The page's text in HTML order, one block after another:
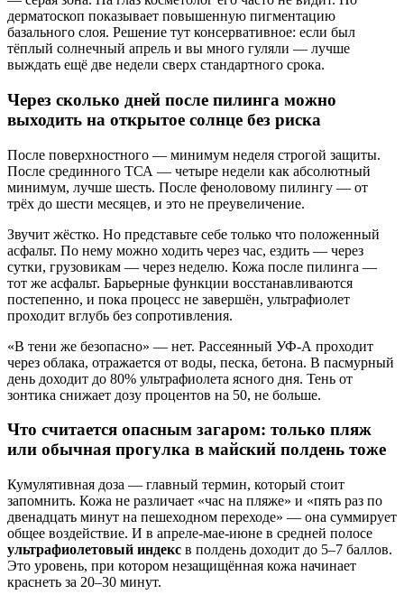
дерматоскоп показывает повышенную пигментацию
базального слоя. Решение тут консервативное: если был
тёплый солнечный апрель и вы много гуляли — лучше
выждать ещё две недели сверх стандартного срока.
Через сколько дней после пилинга можно
выходить на открытое солнце без риска
После поверхностного — минимум неделя строгой защиты.
После срединного ТСА — четыре недели как абсолютный
минимум, лучше шесть. После феноловому пилингу — от
трёх до шести месяцев, и это не преувеличение.
Звучит жёстко. Но представьте себе только что положенный
асфальт. По нему можно ходить через час, ездить — через
сутки, грузовикам — через неделю. Кожа после пилинга —
тот же асфальт. Барьерные функции восстанавливаются
постепенно, и пока процесс не завершён, ультрафиолет
проходит вглубь без сопротивления.
«В тени же безопасно» — нет. Рассеянный УФ-А проходит
через облака, отражается от воды, песка, бетона. В пасмурный
день доходит до 80% ультрафиолета ясного дня. Тень от
зонтика снижает дозу процентов на 50, не больше.
Что считается опасным загаром: только пляж
или обычная прогулка в майский полдень тоже
Кумулятивная доза — главный термин, который стоит
запомнить. Кожа не различает «час на пляже» и «пять раз по
двенадцать минут на пешеходном переходе» — она суммирует
общее воздействие. И в апреле-мае-июне в средней полосе
ультрафиолетовый индекс в полдень доходит до 5–7 баллов.
Это уровень, при котором незащищённая кожа начинает
краснеть за 20–30 минут.